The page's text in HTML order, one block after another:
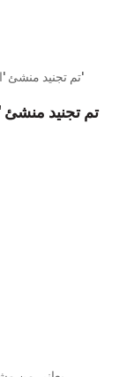
تم تجنيد منشئ